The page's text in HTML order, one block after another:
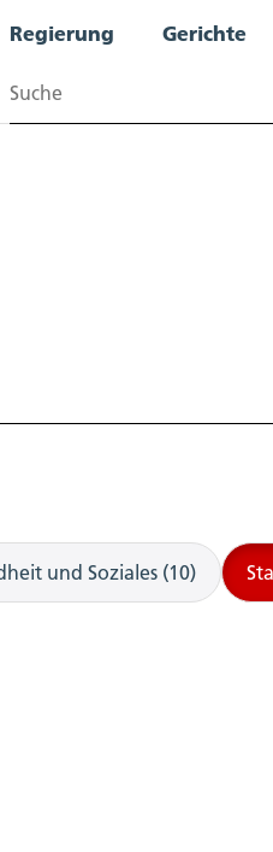
Regierung Gerichte
Suchen
und Soziales (10)